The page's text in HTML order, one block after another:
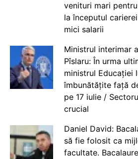
venituri mari
la începutul
mici salarii
Ministrul interimar
Pîslaru: În urma
ministrul Educației
îmbunătățite față
pe 17 iulie /
crucial
Daniel David:
să fie folosit ca
facultate.